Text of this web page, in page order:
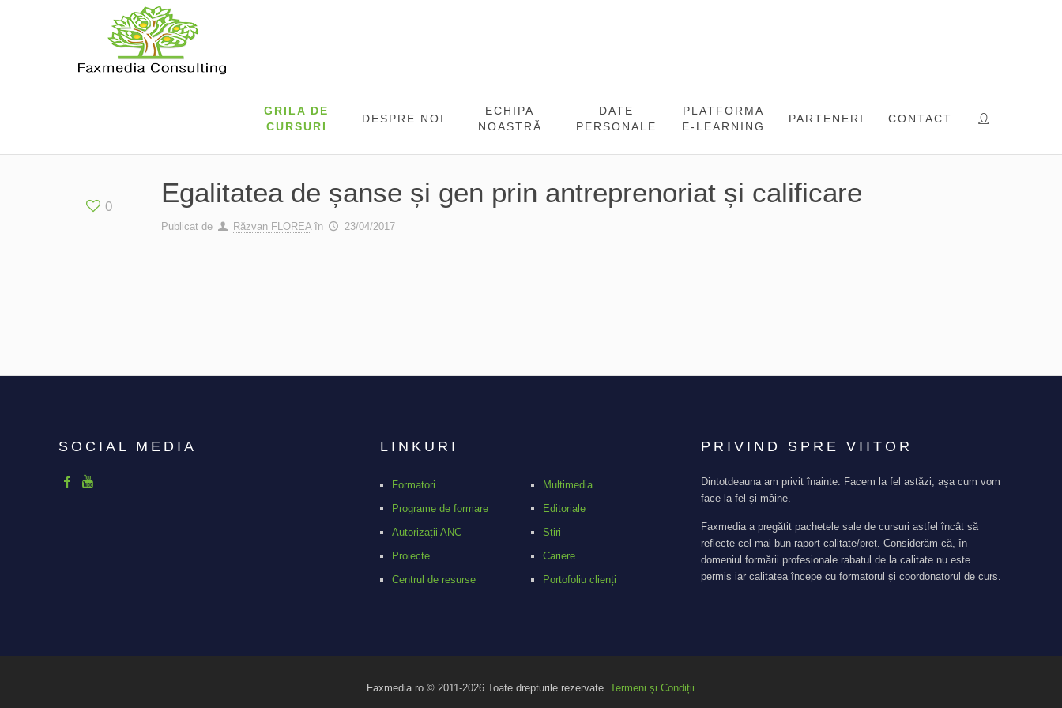
GRILA DE
CURSURI
DESPRE NOI
ECHIPA
NOASTRĂ
DATE
PERSONALE
PLATFORMA
E-LEARNING
PARTENERI CONTACT
0 Egalitatea de șanse și gen prin antreprenoriat și calificare
Publicat de Răzvan FLOREA în 23/04/2017
SOCIAL MEDIA LINKURI
Formatori
Programe de formare
Autorizații ANC
Proiecte
Centrul de resurse
Multimedia
Editoriale
Stiri
Cariere
Portofoliu clienți
PRIVIND SPRE VIITOR
Dintotdeauna am privit înainte. Facem la fel astăzi, așa cum vom
face la fel și mâine.
Faxmedia a pregătit pachetele sale de cursuri astfel încât să
reflecte cel mai bun raport calitate/preț. Considerăm că, în
domeniul formării profesionale rabatul de la calitate nu este
permis iar calitatea începe cu formatorul și coordonatorul de curs.
Faxmedia.ro © 2011-2026 Toate drepturile rezervate.Termeni și Condiții